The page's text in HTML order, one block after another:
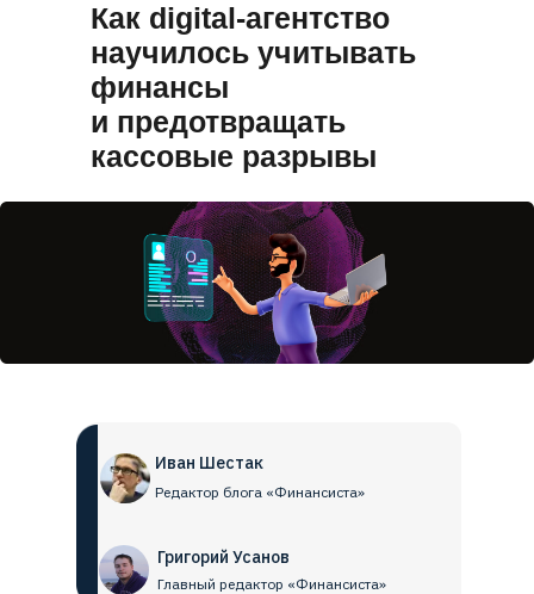
Как digital-агентство
научилось учитывать
финансы
и предотвращать
кассовые разрывы
Григорий Усанов
Главный редактор «Финансиста»
Иван Шестак
Редактор блога «Финансиста»